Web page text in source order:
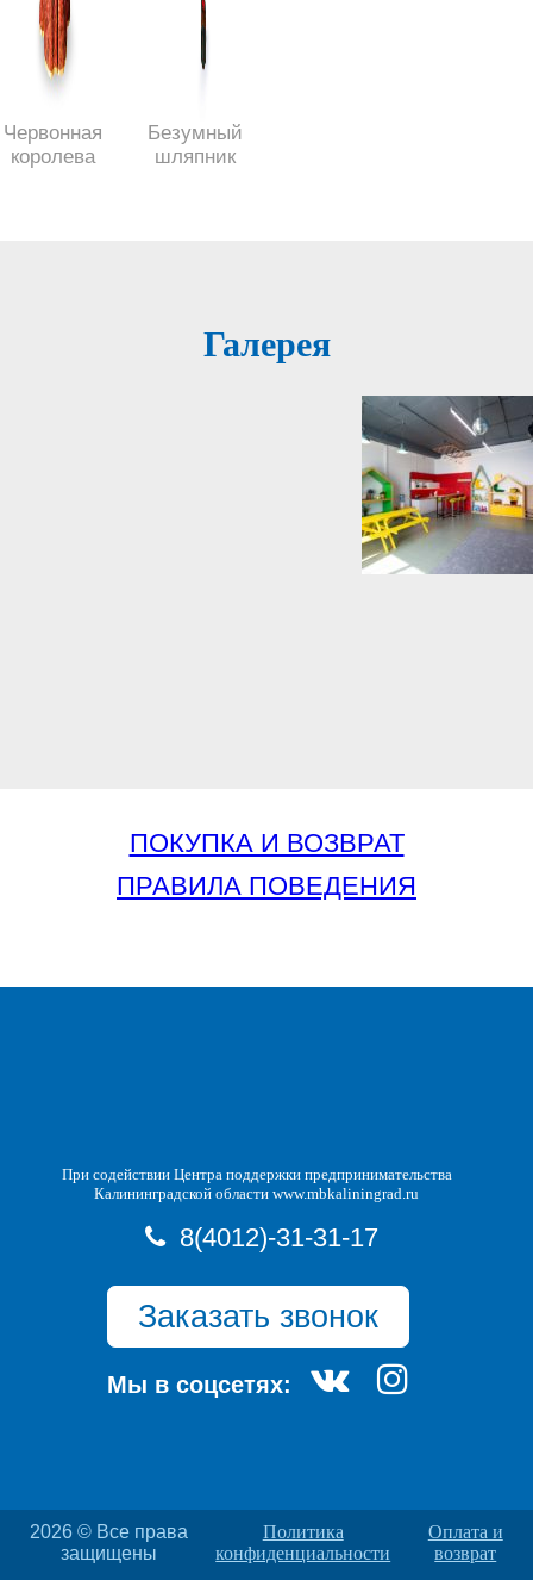
Червонная
королева
Безумный
шляпник
Галерея
ПОКУПКА И ВОЗВРАТ
ПРАВИЛА ПОВЕДЕНИЯ
При содействии Центра поддержки предпринимательства
Калининградской области www.mbkaliningrad.ru
8(4012)-31-31-17
Заказать звонок
Мы в соцсетях:
2026 © Все права
защищены
Политика
конфиденциальности
Оплата и
возврат